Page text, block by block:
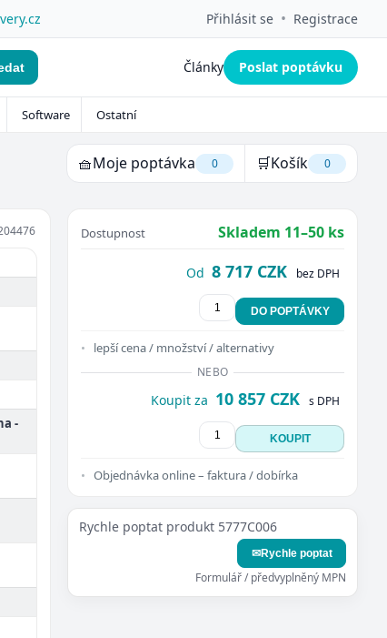
Přihlásit se • Registrace
Články Poslat poptávku
Software Ostatní
🧺Moje poptávka 0 🛒Košík 0
-
Dostupnost Skladem 11–50 ks
Od 8 717 CZK bez DPH
DO POPTÁVKY
lepší cena / množství / alternativy
NEBO
Koupit za 10 857 CZK s DPH
KOUPIT
Objednávka online – faktura / dobírka
Rychle poptat produkt 5777C006
✉Rychle poptat
Formulář / předvyplněný MPN